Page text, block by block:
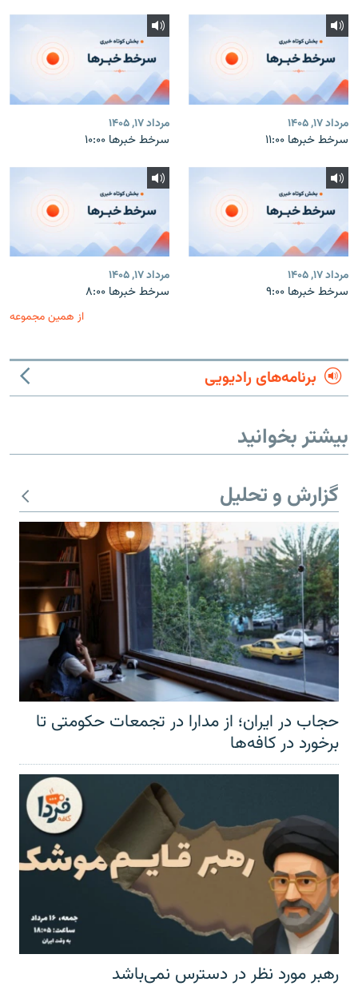
مرداد ۱۷, ۱۴۰۵
سرخط خبرها ۱۱:۰۰
مرداد ۱۷, ۱۴۰۵
سرخط خبرها ۱۰:۰۰
مرداد ۱۷, ۱۴۰۵
سرخط خبرها ۹:۰۰
مرداد ۱۷, ۱۴۰۵
سرخط خبرها ۸:۰۰
از همین مجموعه
برنامه‌های رادیویی
بیشتر بخوانید
گزارش و تحلیل
حجاب در ایران؛ از مدارا در تجمعات حکومتی تا
برخورد در کافه‌ها
رهبر مورد نظر در دسترس نمی‌باشد